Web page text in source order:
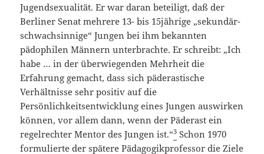
Jugendsexuali­tät. Er war daran beteiligt, daß der
Berliner Senat mehrere 13- bis 15jährige „sekundär­
schwachsinnige“ Jungen bei ihm bekannten
pädophilen Männern unterbrachte. Er schreibt: „Ich
habe … in der überwiegenden Mehrheit die
Erfahrung gemacht, dass sich päderastische
Verhältnisse sehr positiv auf die
Persönlichkeitsentwicklung eines Jungen auswirken
können, vor allem dann, wenn der Päderast ein
regelrechter Mentor des Jungen ist.“3 Schon 1970
formulierte der spätere Pädagogikprofessor die Ziele